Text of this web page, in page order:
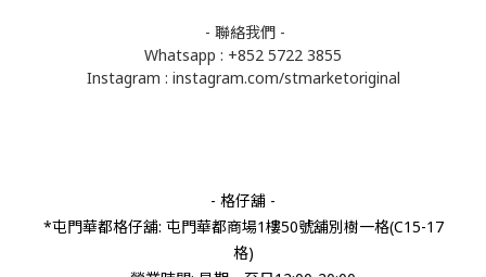
- 聯絡我們 -
Whatsapp : +852 5722 3855
Instagram : instagram.com/stmarketoriginal
- 格仔舖 -
*屯門華都格仔舖: 屯門華都商場1樓50號舖別樹一格(C15-17
格)